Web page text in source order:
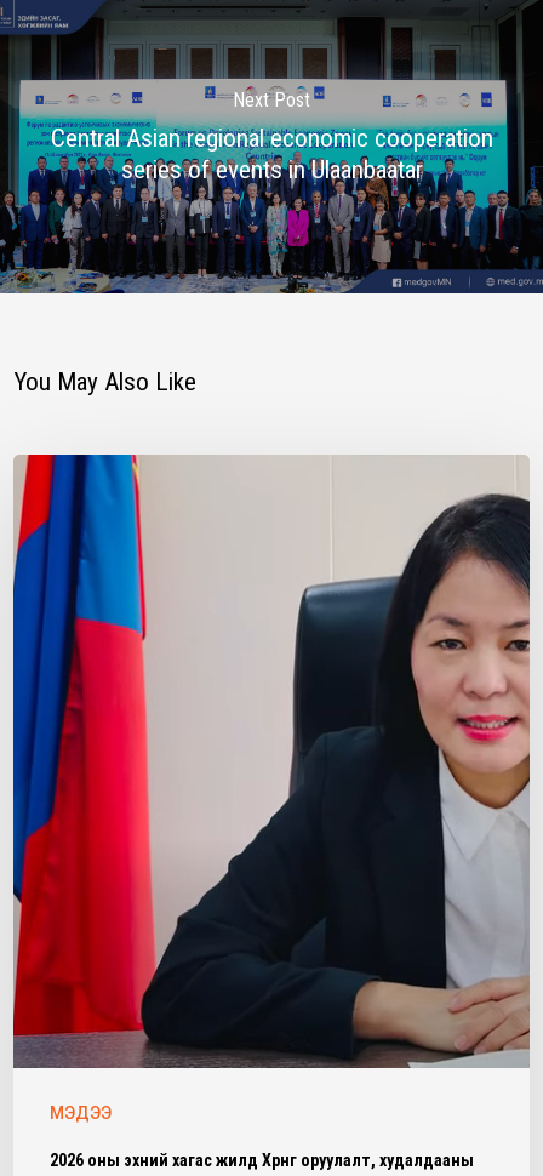
Next Post
Central Asian regional economic cooperation
series of events in Ulaanbaatar
You May Also Like
МЭДЭЭ
2026 оны эхний хагас жилд Хөрөнгө оруулалт, худалдааны